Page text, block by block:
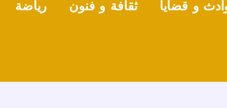
و قضايا ثقافة و فنون رياضة